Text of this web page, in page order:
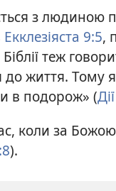
з людиною
Екклезіяста 9:5,
теж
до життя. Тому
в подорож» (
коли за
).